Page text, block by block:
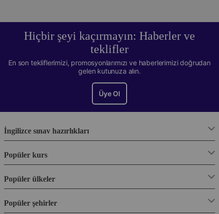
tarafından akredite edilmiştir ve English UK üyesidir. Bu
kurumlar, ülkedeki en iyi İngilizce dil okullarını temsil eden
saygın eğitim kurumlarıdır.
*Öğrenci memnuniyet oranları 2018'de Kaplan öğrencileri
Hiçbir şeyi kaçırmayın: Haberler ve
teklifler
En son tekliflerimizi, promosyonlarımızı ve haberlerimizi doğrudan
gelen kutunuza alın.
Üye Ol
İngilizce sınav hazırlıkları
Popüler kurs
Popüler ülkeler
Popüler şehirler